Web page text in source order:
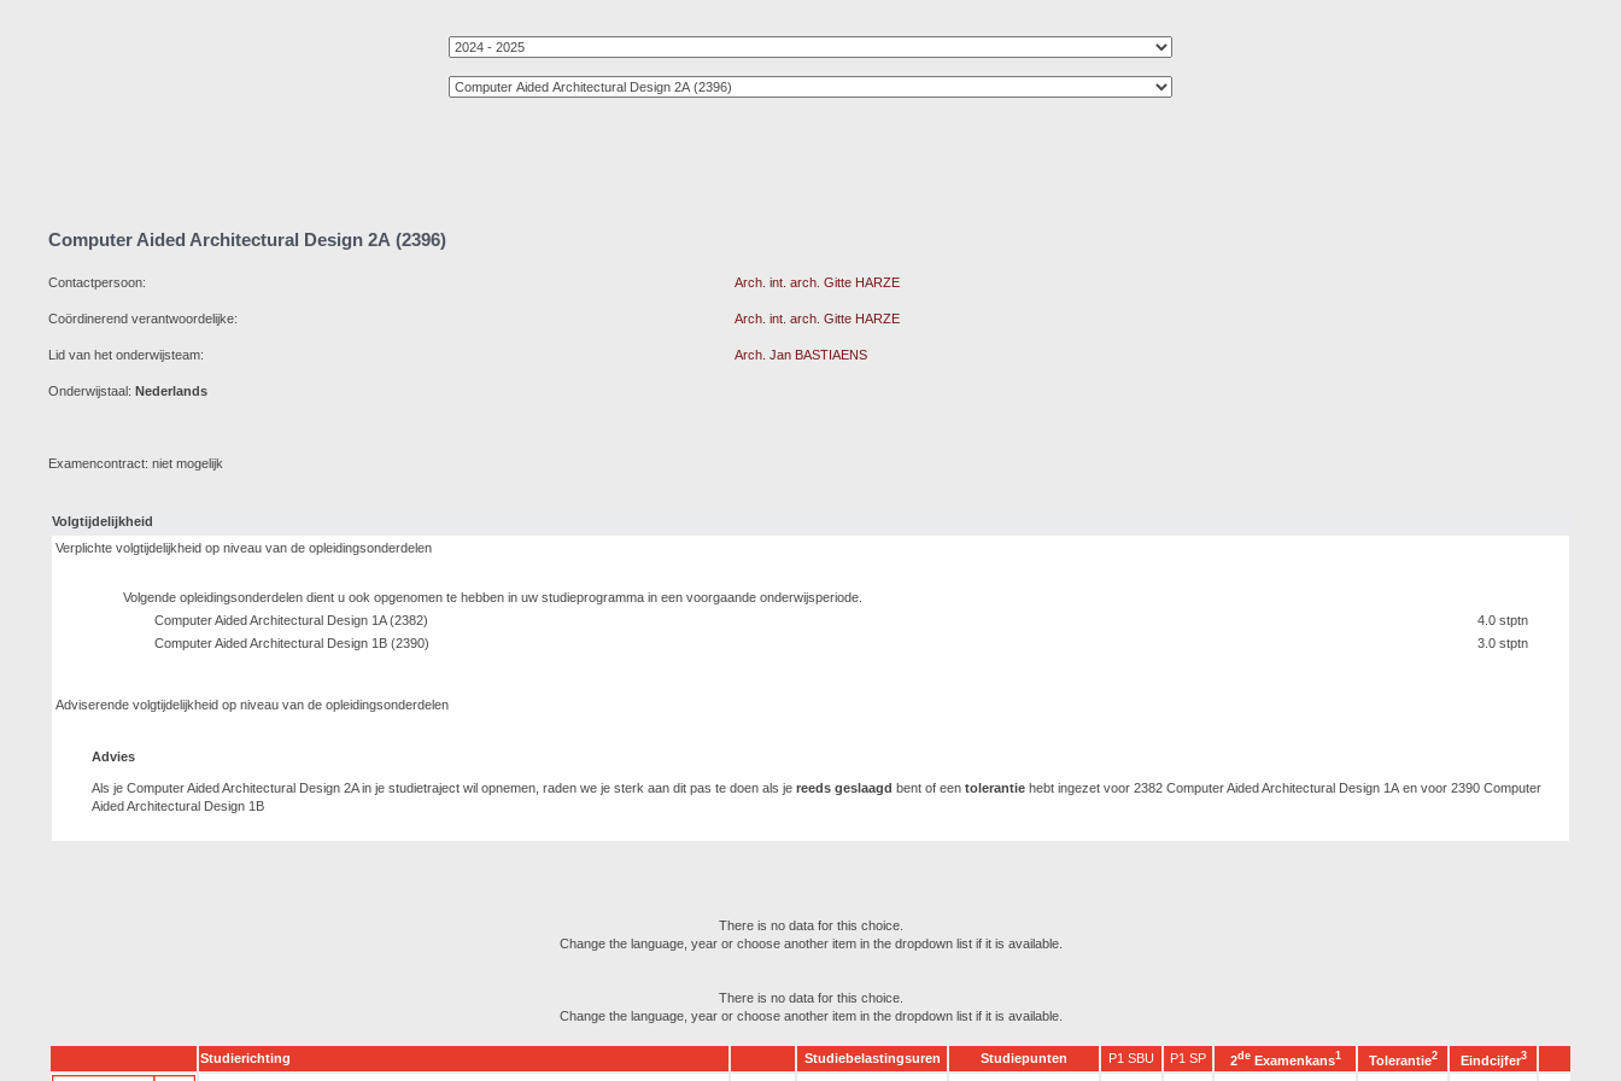
Computer Aided Architectural Design 2A (2396)
Contactpersoon: Arch. int. arch. Gitte HARZE
Coördinerend verantwoordelijke: Arch. int. arch. Gitte HARZE
Lid van het onderwijsteam: Arch. Jan BASTIAENS
Onderwijstaal: Nederlands
Examencontract: niet mogelijk
Volgtijdelijkheid
Verplichte volgtijdelijkheid op niveau van de opleidingsonderdelen
Volgende opleidingsonderdelen dient u ook opgenomen te hebben in uw studieprogramma in een voorgaande onderwijsperiode.
Computer Aided Architectural Design 1A (2382)
4.0 stptn
Computer Aided Architectural Design 1B (2390)
3.0 stptn
Adviserende volgtijdelijkheid op niveau van de opleidingsonderdelen
Advies
Als je Computer Aided Architectural Design 2A in je studietraject wil opnemen, raden we je sterk aan dit pas te doen als je reeds geslaagd bent of een tolerantie hebt ingezet voor 2382 Computer Aided Architectural Design 1A en voor 2390 Computer
Aided Architectural Design 1B
There is no data for this choice.
Change the language, year or choose another item in the dropdown list if it is available.
There is no data for this choice.
Change the language, year or choose another item in the dropdown list if it is available.
Studierichting Studiebelastingsuren Studiepunten P1 SBU P1 SP 2deExamenkans1 Tolerantie2 Eindcijfer3